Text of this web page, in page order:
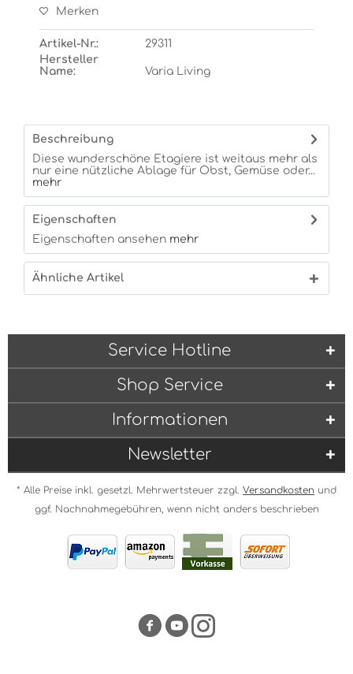
Merken
Artikel-Nr.:
29311
Hersteller
Name:
Varia Living
Beschreibung
Diese wunderschöne Etagiere ist weitaus mehr als
nur eine nützliche Ablage für Obst, Gemüse oder...
mehr
Eigenschaften
Eigenschaften ansehen mehr
Ähnliche Artikel
Service Hotline
Shop Service
Informationen
Newsletter
* Alle Preise inkl. gesetzl. Mehrwertsteuer zzgl. Versandkosten und
ggf. Nachnahmegebühren, wenn nicht anders beschrieben